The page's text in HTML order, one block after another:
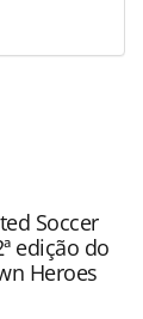
em-startup-
pela
brasileira
sem
Soccer
edição do
Heroes